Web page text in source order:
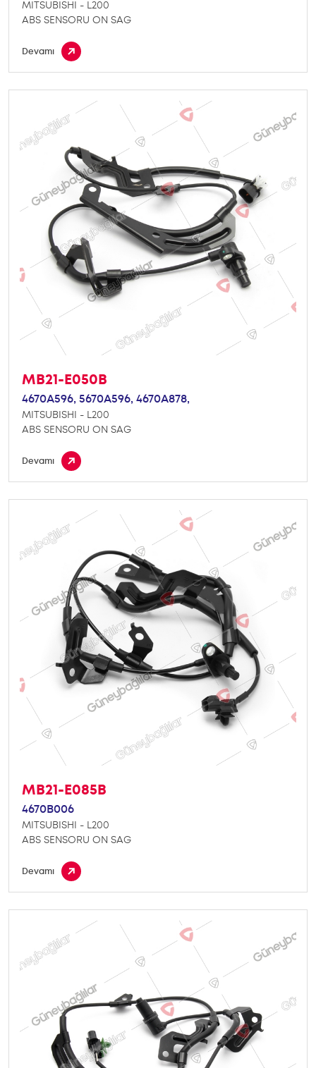
MITSUBISHI - L200
ABS SENSORU ON SAG
Devamı
MB21-E050B
4670A596, 5670A596, 4670A878,
MITSUBISHI - L200
ABS SENSORU ON SAG
Devamı
MB21-E085B
4670B006
MITSUBISHI - L200
ABS SENSORU ON SAG
Devamı